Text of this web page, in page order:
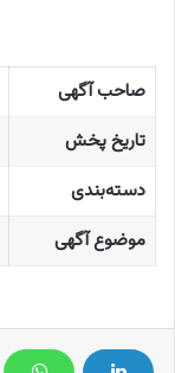
صاحب آگهی
تاریخ پخش
دسته‌بندی
موضوع آگهی